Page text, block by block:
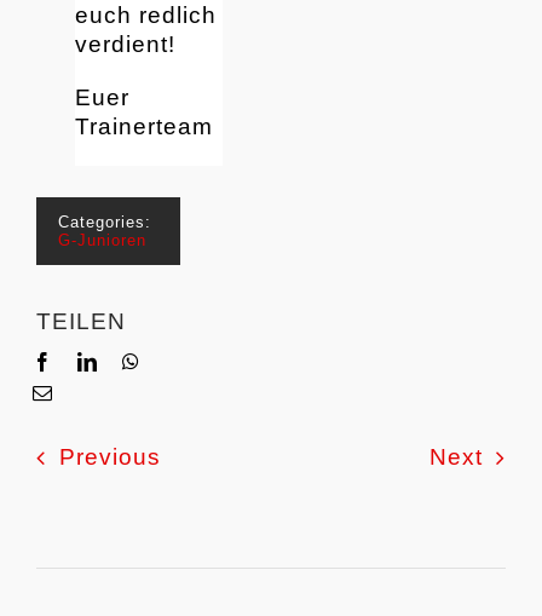
euch redlich
verdient!
Euer
Trainerteam
Categories:
G-Junioren
TEILEN
Previous Next